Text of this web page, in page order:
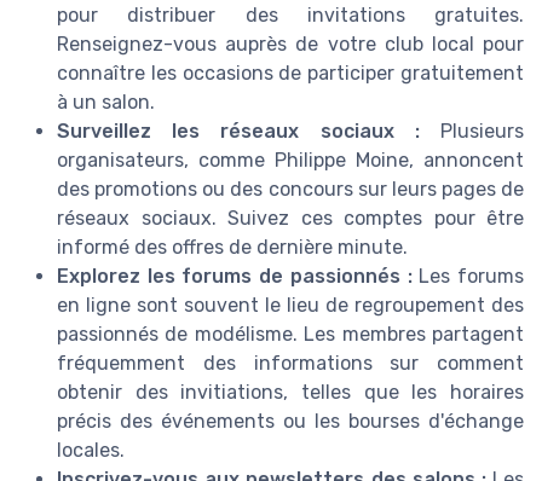
pour distribuer des invitations gratuites.
Renseignez-vous auprès de votre club local pour
connaître les occasions de participer gratuitement
à un salon.
Surveillez les réseaux sociaux :Plusieurs
organisateurs, comme Philippe Moine, annoncent
des promotions ou des concours sur leurs pages de
réseaux sociaux. Suivez ces comptes pour être
informé des offres de dernière minute.
Explorez les forums de passionnés :Les forums
en ligne sont souvent le lieu de regroupement des
passionnés de modélisme. Les membres partagent
fréquemment des informations sur comment
obtenir des invitiations, telles que les horaires
précis des événements ou les bourses d'échange
locales.